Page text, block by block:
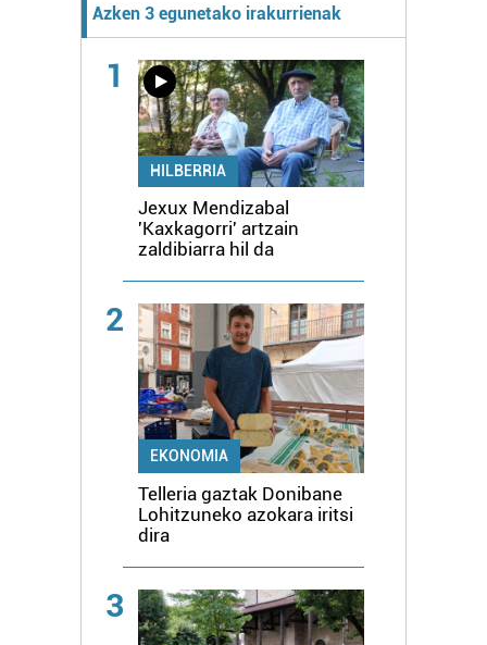
Azken 3 egunetako irakurrienak
1
HILBERRIA
Jexux Mendizabal
'Kaxkagorri' artzain
zaldibiarra hil da
2
EKONOMIA
Telleria gaztak Donibane
Lohitzuneko azokara iritsi
dira
3